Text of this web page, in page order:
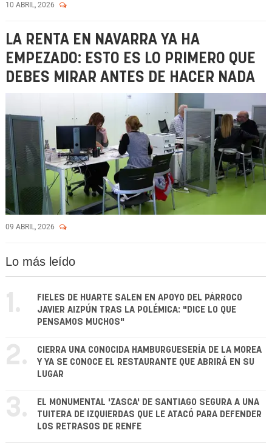
10 ABRIL, 2026
LA RENTA EN NAVARRA YA HA
EMPEZADO: ESTO ES LO PRIMERO QUE
DEBES MIRAR ANTES DE HACER NADA
09 ABRIL, 2026
Lo más leído
1.
FIELES DE HUARTE SALEN EN APOYO DEL PÁRROCO
JAVIER AIZPÚN TRAS LA POLÉMICA: "DICE LO QUE
PENSAMOS MUCHOS"
2.
CIERRA UNA CONOCIDA HAMBURGUESERÍA DE LA MOREA
Y YA SE CONOCE EL RESTAURANTE QUE ABRIRÁ EN SU
LUGAR
3.
EL MONUMENTAL 'ZASCA' DE SANTIAGO SEGURA A UNA
TUITERA DE IZQUIERDAS QUE LE ATACÓ PARA DEFENDER
LOS RETRASOS DE RENFE